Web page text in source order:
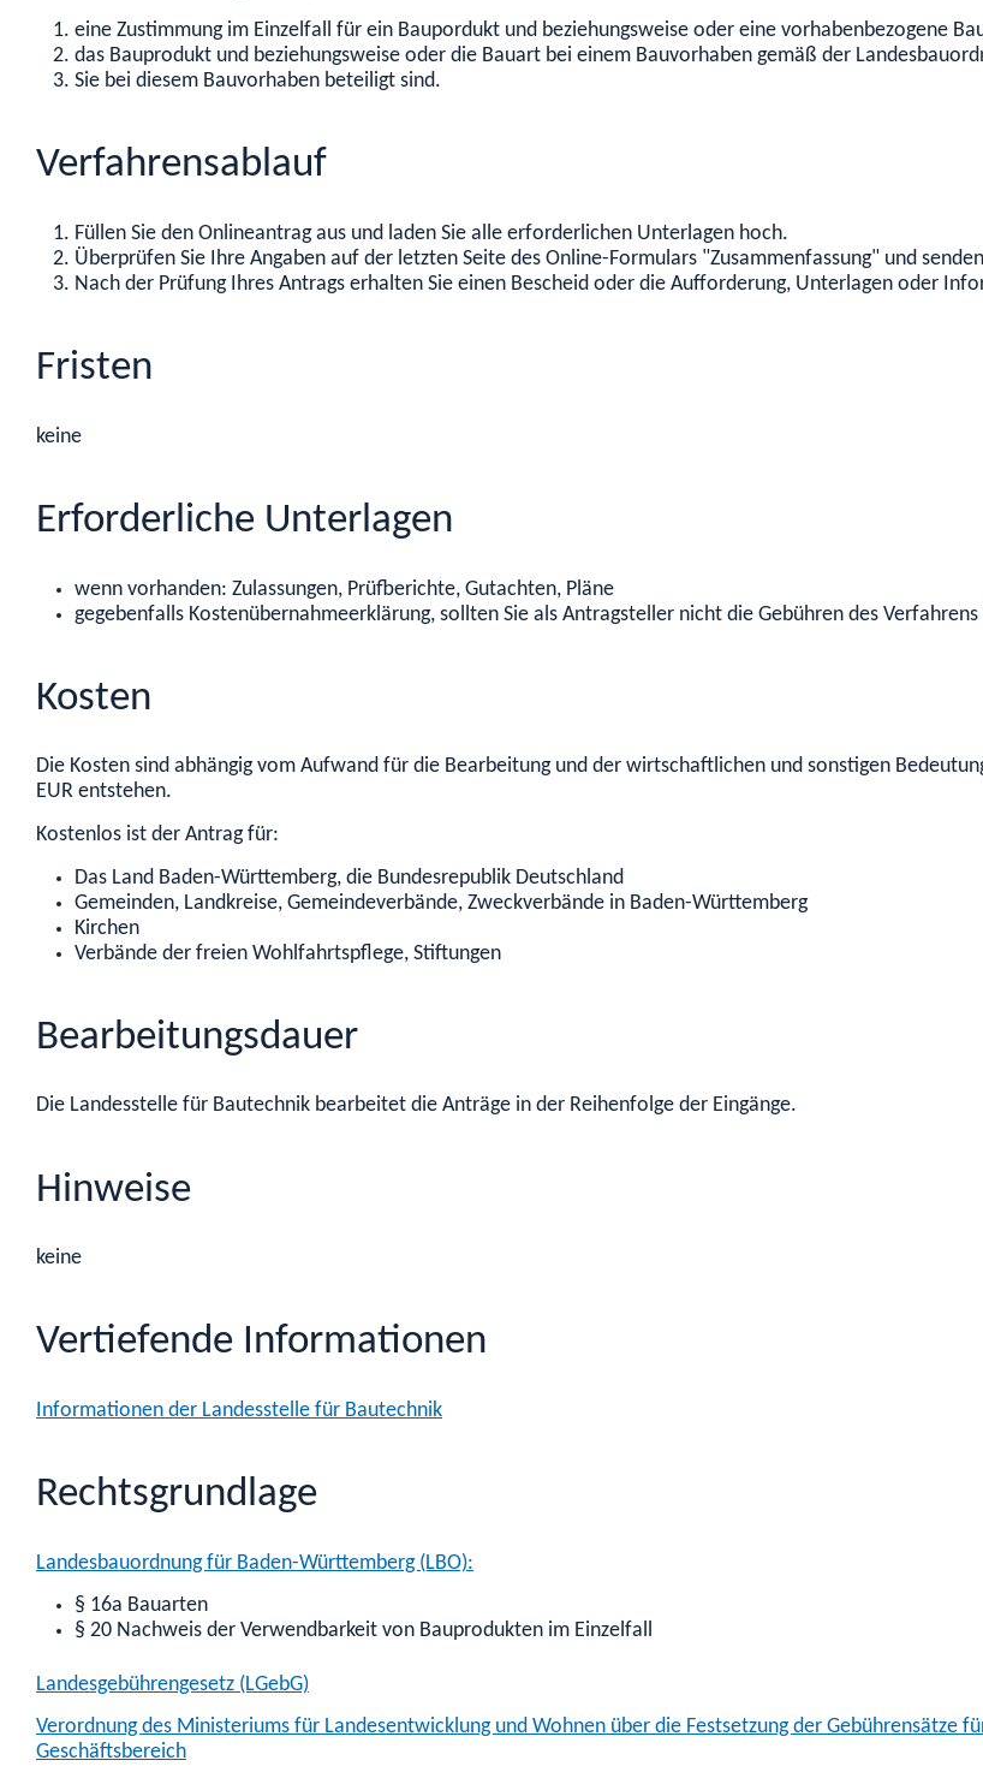
eine Zustimmung im Einzelfall für ein Baupordukt und beziehungsweise oder eine vorhabenbezogene
das Bauprodukt und beziehungsweise oder die Bauart bei einem Bauvorhaben gemäß der
Sie bei diesem Bauvorhaben beteiligt sind.
Verfahrensablauf
Füllen Sie den Onlineantrag aus und laden Sie alle erforderlichen Unterlagen hoch.
Überprüfen Sie Ihre Angaben auf der letzten Seite des Online-Formulars "Zusammenfassung" und senden
Nach der Prüfung Ihres Antrags erhalten Sie einen Bescheid oder die Aufforderung, Unterlagen oder
Fristen
keine
Erforderliche Unterlagen
wenn vorhanden: Zulassungen, Prüfberichte, Gutachten, Pläne
gegebenfalls Kostenübernahmeerklärung, sollten Sie als Antragsteller nicht die Gebühren des Verfahrens
Kosten
Die Kosten sind abhängig vom Aufwand für die Bearbeitung und der wirtschaftlichen und sonstigen
EUR entstehen.
Kostenlos ist der Antrag für:
Das Land Baden-Württemberg, die Bundesrepublik Deutschland
Gemeinden, Landkreise, Gemeindeverbände, Zweckverbände in Baden-Württemberg
Kirchen
Verbände der freien Wohlfahrtspflege, Stiftungen
Bearbeitungsdauer
Die Landesstelle für Bautechnik bearbeitet die Anträge in der Reihenfolge der Eingänge.
Hinweise
keine
Vertiefende Informationen
Informationen der Landesstelle für Bautechnik
Rechtsgrundlage
Landesbauordnung für Baden-Württemberg (LBO):
§ 16a Bauarten
§ 20 Nachweis der Verwendbarkeit von Bauprodukten im Einzelfall
Landesgebührengesetz (LGebG)
Verordnung des Ministeriums für Landesentwicklung und Wohnen über die Festsetzung der Gebührensätze
Geschäftsbereich